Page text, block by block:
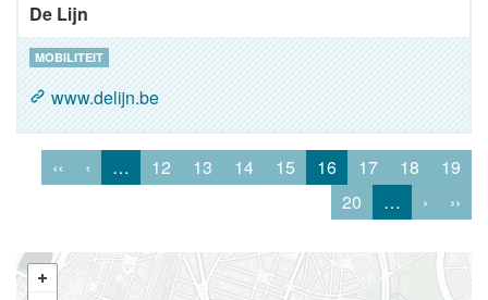
De Lijn
MOBILITEIT
www.delijn.be
‹‹ ‹ … 12 13 14 15 16 17 18
19
20
… › ››